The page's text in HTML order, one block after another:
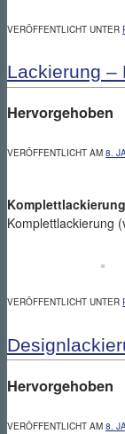
VERÖFFENTLICHT UNTER
Lackierung –
Hervorgehoben
VERÖFFENTLICHT AM 8.
Komplettlackierung
Komplettlackierung
VERÖFFENTLICHT UNTER
Hervorgehoben
VERÖFFENTLICHT AM 8.